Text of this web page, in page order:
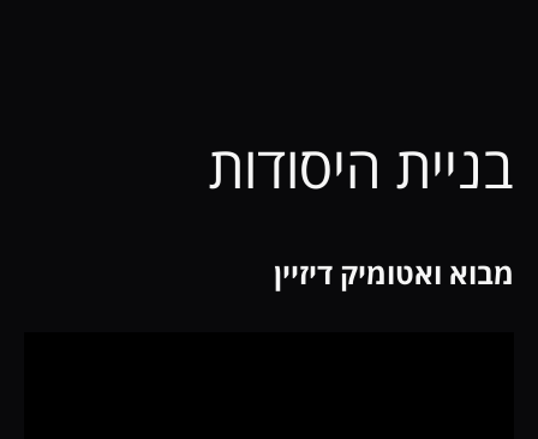
בניית היסודות
מבוא ואטומיק דיזיין